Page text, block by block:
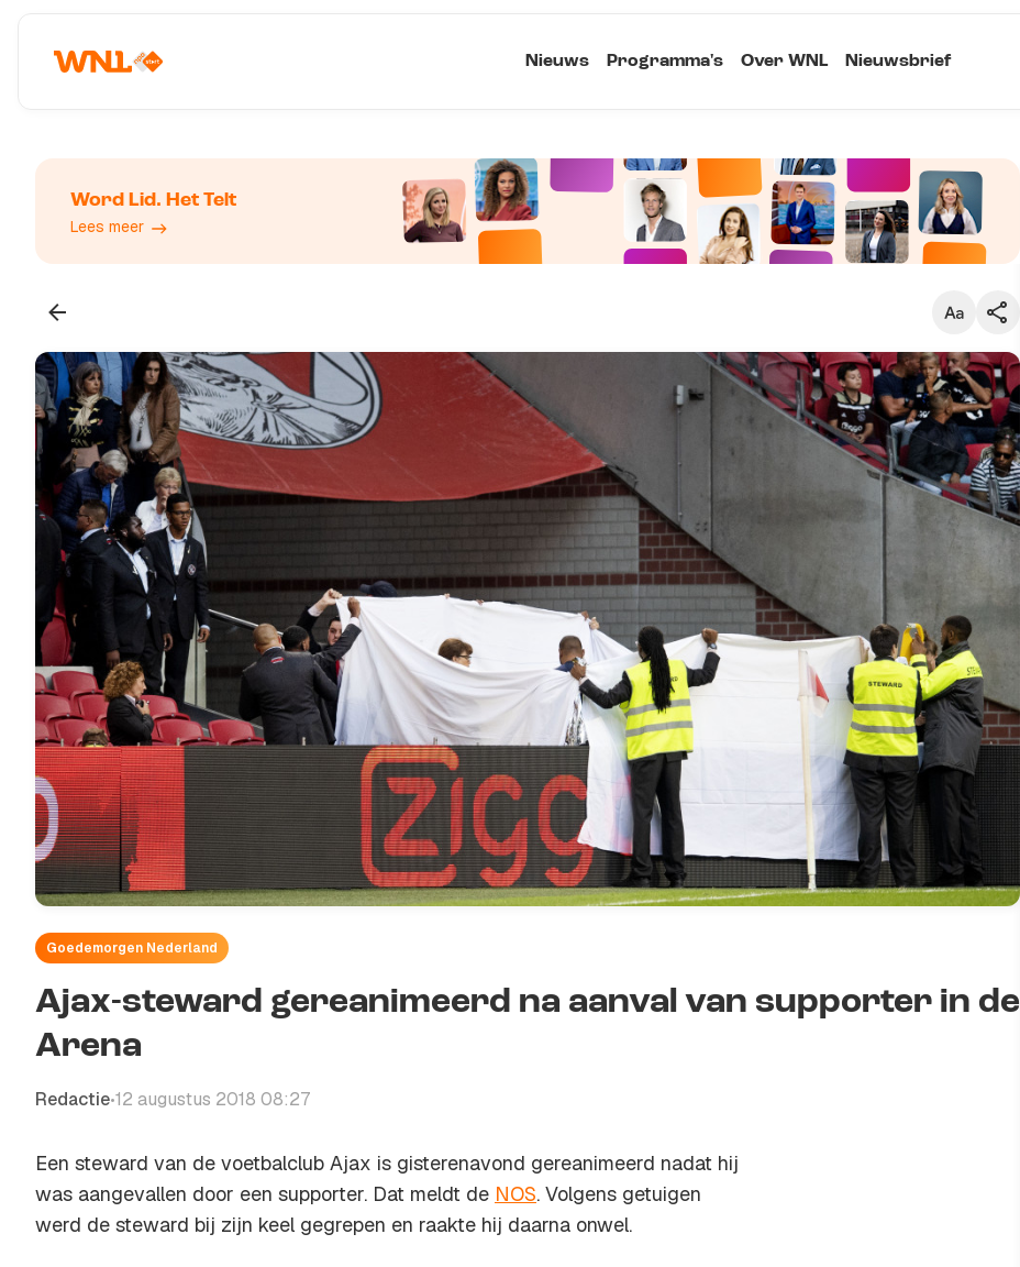
Nieuws Programma's Over WNL Nieuwsbrief
Word Lid. Het Telt
Lees meer
Klein
Standaard
Groot
Kopieer link
Goedemorgen Nederland
Ajax-steward gereanimeerd na aanval van supporter in de
Arena
Redactie•12 augustus 2018 08:27
Een steward van de voetbalclub Ajax is gisterenavond gereanimeerd nadat hij
was aangevallen door een supporter. Dat meldt de NOS. Volgens getuigen
werd de steward bij zijn keel gegrepen en raakte hij daarna onwel.